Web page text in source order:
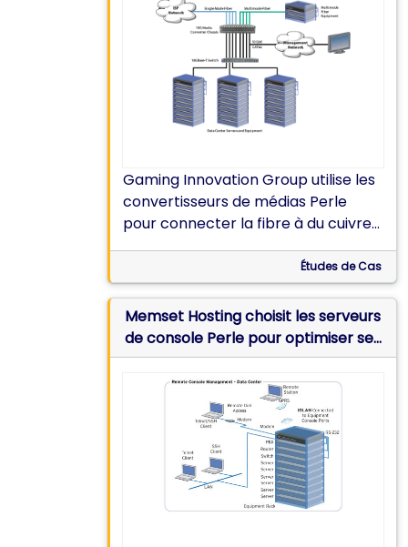
Gaming Innovation Group utilise les
convertisseurs de médias Perle
pour connecter la fibre à du cuivre
10 GbE dans son nouveau centre de
données iGaming Cloud à Malte.
Études de Cas
Memset Hosting choisit les serveurs
de console Perle pour optimiser ses
racks